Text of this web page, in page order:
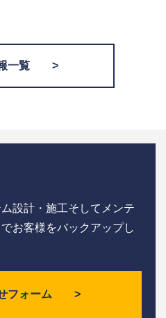
報一覧 >
設計・施工そしてメンテ
お客様をバックアップし
せフォーム >